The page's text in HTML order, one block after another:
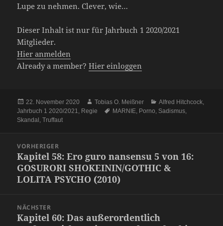
Lupe zu nehmen. Clever, wie…
Dieser Inhalt ist nur für Jahrbuch 1 2020/2021
Mitglieder.
Hier anmelden
Already a member?Hier einloggen
Veröffentlicht
am
22. November 2020 Autor
Tobias O. Meißner Kategorien
Alfred Hitchcock,
Jahrbuch 1 2020/2021, Regie Schlagwörter
MARNIE, Porno, Sadismus,
Skandal ,Truffaut
VORHERIGER
Vorheriger
Beitrag:
Kapitel 58: Ero guro nansensu 5 von 16:
GOSURORI SHOKEININ/GOTHIC &
LOLITA PSYCHO (2010)
NÄCHSTER
Nächster
Kapitel 60: Das außerordentlich